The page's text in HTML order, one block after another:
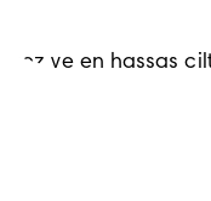
ve en hassas